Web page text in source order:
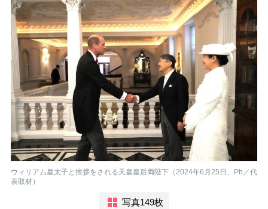
ウィリアム皇太子と挨拶をされる天皇皇后両陛下（2024年6月25日、Ph／代
表取材）
写真149枚